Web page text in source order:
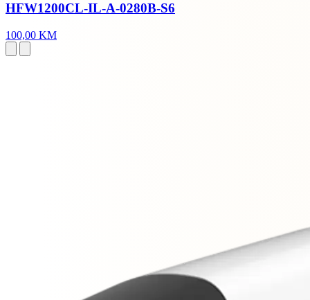
HFW1200CL-IL-A-0280B-S6
100,00 KM